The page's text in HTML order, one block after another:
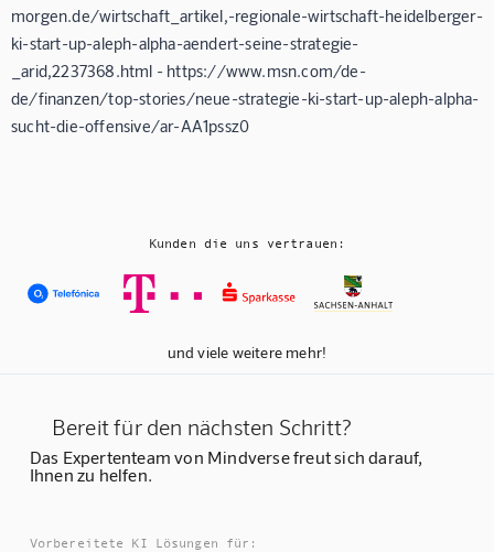
morgen.de/wirtschaft_artikel,-regionale-wirtschaft-heidelberger-
ki-start-up-aleph-alpha-aendert-seine-strategie-
_arid,2237368.html - https://www.msn.com/de-
de/finanzen/top-stories/neue-strategie-ki-start-up-aleph-alpha-
sucht-die-offensive/ar-AA1pssz0
Kunden die uns vertrauen:
und viele weitere mehr!
Bereit für den nächsten Schritt?
Das Expertenteam von Mindverse freut sich darauf,
Ihnen zu helfen.
Vorbereitete KI Lösungen für: